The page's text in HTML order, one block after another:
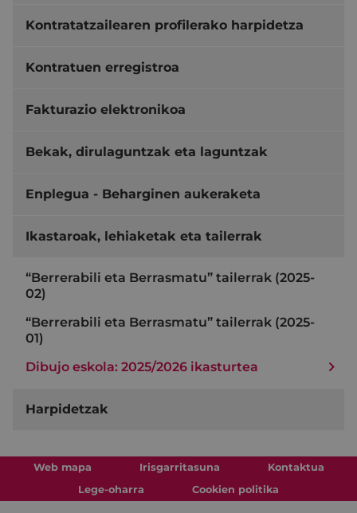
Kontratatzailearen profilerako harpidetza
Kontratuen erregistroa
Fakturazio elektronikoa
Bekak, dirulaguntzak eta laguntzak
Enplegua - Beharginen aukeraketa
Ikastaroak, lehiaketak eta tailerrak
“Berrerabili eta Berrasmatu” tailerrak (2025-
02)
“Berrerabili eta Berrasmatu” tailerrak (2025-
01)
Dibujo eskola: 2025/2026 ikasturtea
Harpidetzak
Web mapa Irisgarritasuna
Kontaktua
Lege-oharra
Cookien politika